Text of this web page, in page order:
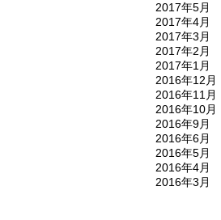
2017年5月
2017年4月
2017年3月
2017年2月
2017年1月
2016年12月
2016年11月
2016年10月
2016年9月
2016年6月
2016年5月
2016年4月
2016年3月